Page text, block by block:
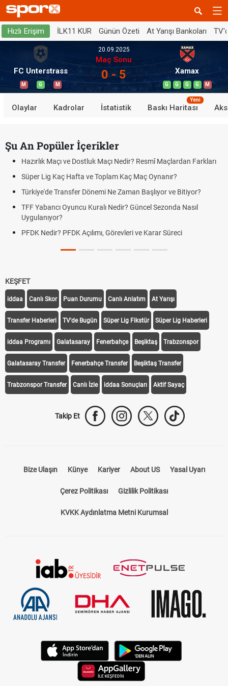
Hızlı Erişim İLK11 KUR Günün Özeti At Yarışı Bankoları
FC Unterstrass
M G M
20.09.2025
Maç Sonu
0 - 5 Xamax
G G G G M
Olaylar Kadrolar İstatistik Baskı Haritası
Yeni
Şu An Popüler İçerikler
Hazırlık Maçı ve Dostluk Maçı Nedir? Resmî Maçlardan Farkları
Süper Lig Kaç Hafta ve Toplam Kaç Maç Oynanır?
Türkiye'de Transfer Dönemi Ne Zaman Başlıyor ve Bitiyor?
TFF Yabancı Oyuncu Kuralı Nedir? Güncel Sezonda Nasıl
Uygulanıyor?
PFDK Nedir? PFDK Açılımı, Görevleri ve Karar Süreci
KEŞFET
iddaa Canlı Skor Puan Durumu Canlı Anlatım At Yarışı
Transfer Haberleri TV'de Bugün Süper Lig Fikstür Süper Lig Haberleri
iddaa Programı Galatasaray Fenerbahçe Beşiktaş Trabzonspor
Galatasaray Transfer Fenerbahçe Transfer Beşiktaş Transfer
Trabzonspor Transfer Canlı İzle iddaa Sonuçları Aktif Sayaç
Takip Et
Bize Ulaşın Künye Kariyer About US Yasal Uyarı
Çerez Politikası Gizlilik Politikası
KVKK Aydınlatma Metni Kurumsal